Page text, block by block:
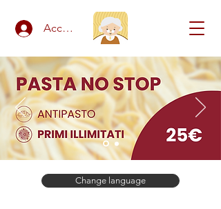
Accedi
Change language